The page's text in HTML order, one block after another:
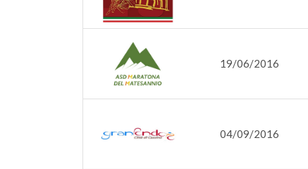
19/06/2016
04/09/2016